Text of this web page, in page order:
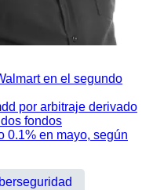
en el segundo
por arbitraje derivado
fondos
0.1% en mayo, según